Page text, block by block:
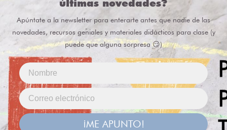
últimas novedades?
Apúntate a la newsletter para enterarte antes que nadie de las
novedades, recursos geniales y materiales didácticos para clase (y
puede que alguna sorpresa 😏)
¡ME APUNTO!